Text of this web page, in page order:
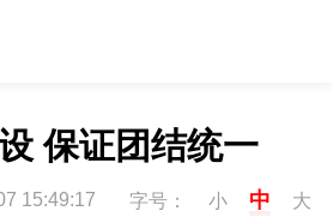
保证团结统一
15:49:17 字号： 小 中 大